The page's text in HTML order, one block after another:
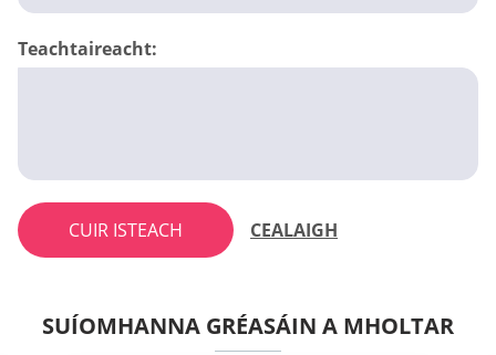
Teachtaireacht:
CUIR ISTEACH CEALAIGH
SUÍOMHANNA GRÉASÁIN A MHOLTAR